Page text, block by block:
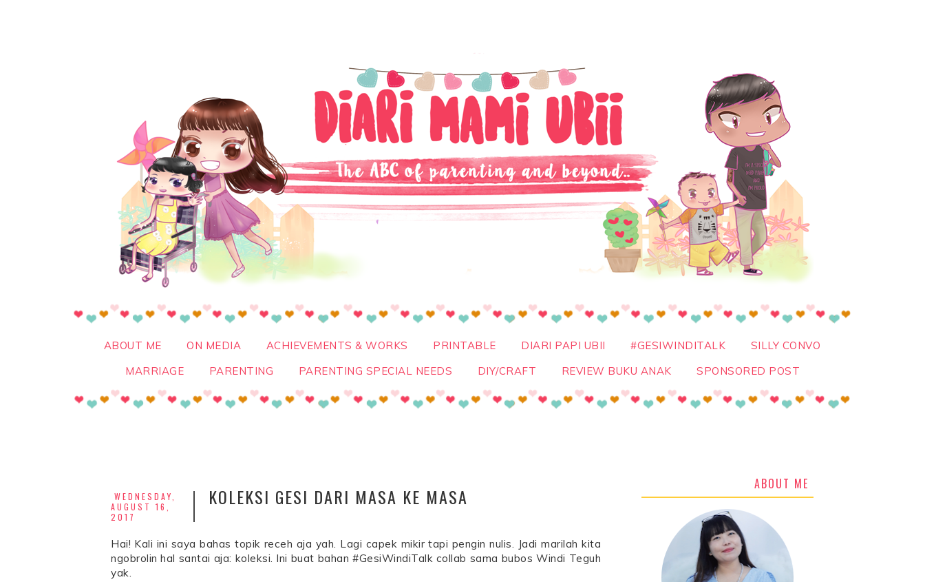
ABOUT ME ON MEDIA ACHIEVEMENTS & WORKS PRINTABLE DIARI PAPI UBII #GESIWINDITALK
SILLY CONVO
MARRIAGE
PARENTING PARENTING SPECIAL NEEDS DIY/CRAFT REVIEW BUKU ANAK SPONSORED POST
WEDNESDAY,
AUGUST 16,
2017
KOLEKSI GESI DARI MASA KE MASA
Hai! Kali ini saya bahas topik receh aja yah. Lagi capek mikir tapi pengin nulis. Jadi marilah kita
ngobrolin hal santai aja: koleksi. Ini buat bahan #GesiWindiTalk collab sama bubos Windi Teguh
yak.
ABOUT ME